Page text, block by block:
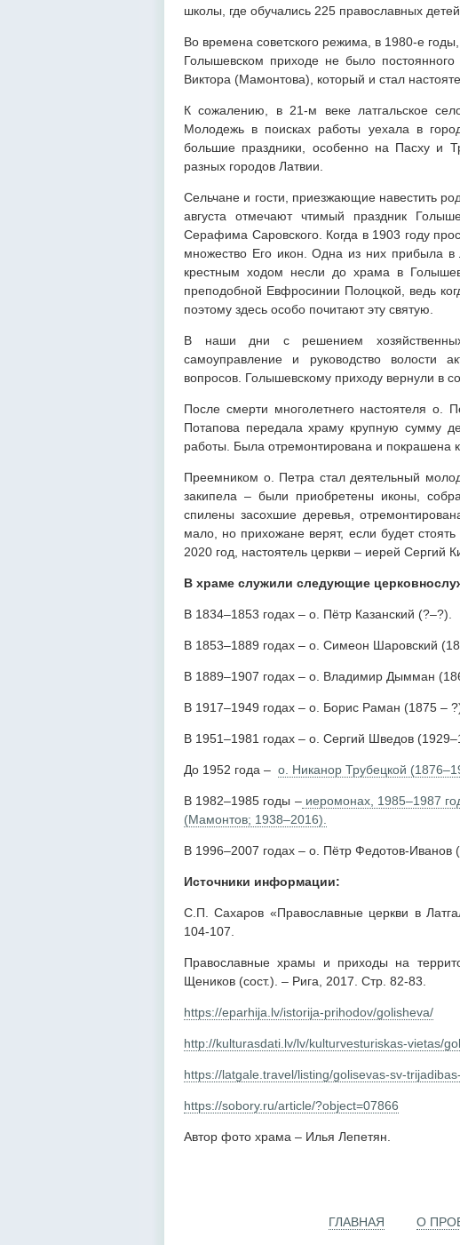
школы, где обучались 225 православных детей.
Во времена советского режима, в 1980-е
Голышевском приходе не было
Виктора (Мамонтова), который и стал
К сожалению, в 21-м веке латгальское
Молодежь в поисках работы уехала в
большие праздники, особенно на Пасху и
разных городов Латвии.
Сельчане и гости, приезжающие навестить
августа отмечают чтимый праздник
Серафима Саровского. Когда в 1903 году
множество Его икон. Одна из них прибыла в
крестным ходом несли до храма в
преподобной Евфросинии Полоцкой, ведь
поэтому здесь особо почитают эту святую.
В наши дни с решением
самоуправление и руководство волости
вопросов. Голышевскому приходу вернули в
После смерти многолетнего настоятеля о.
Потапова передала храму крупную сумму
работы. Была отремонтирована и покрашена
Преемником о. Петра стал деятельный
закипела – были приобретены иконы,
спилены засохшие деревья,
мало, но прихожане верят, если будет
2020 год, настоятель церкви – иерей Сергий
В храме служили следующие
В 1834–1853 годах – о. Пётр Казанский (?–?).
В 1853–1889 годах – о. Симеон Шаровский
В 1889–1907 годах – о. Владимир Дымман
В 1917–1949 годах – о. Борис Раман (1875 –
В 1951–1981 годах – о. Сергий Шведов
До 1952 года – о. Никанор Трубецкой
В 1982–1985 годы –иеромонах, 1985–1987
(Мамонтов; 1938–2016).
В 1996–2007 годах – о. Пётр Федотов-Иванов
Источники информации:
С.П. Сахаров «Православные церкви в
104-107.
Православные храмы и приходы на
Щеников (сост.). – Рига, 2017. Cтр. 82-83.
https://eparhija.lv/istorija-prihodov/golisheva/
http://kulturasdati.lv/lv/kulturvesturiskas-vietas/
https://latgale.travel/listing/golisevas-sv-
https://sobory.ru/article/?object=07866
Автор фото храма – Илья Лепетян.
ГЛАВНАЯ О